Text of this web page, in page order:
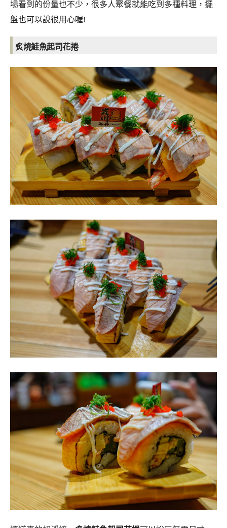
場看到的份量也不少，很多人聚餐就能吃到多種料理，擺
盤也可以說很用心喔!
炙燒鮭魚起司花捲